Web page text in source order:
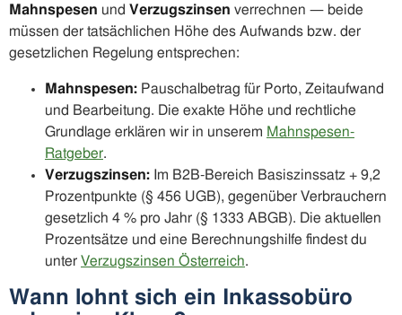
Mahnspesen und Verzugszinsen verrechnen — beide
müssen der tatsächlichen Höhe des Aufwands bzw. der
gesetzlichen Regelung entsprechen:
Mahnspesen: Pauschalbetrag für Porto, Zeitaufwand
und Bearbeitung. Die exakte Höhe und rechtliche
Grundlage erklären wir in unserem Mahnspesen-
Ratgeber.
Verzugszinsen: Im B2B-Bereich Basiszinssatz + 9,2
Prozentpunkte (§ 456 UGB), gegenüber Verbrauchern
gesetzlich 4 % pro Jahr (§ 1333 ABGB). Die aktuellen
Prozentsätze und eine Berechnungshilfe findest du
unter Verzugszinsen Österreich.
Wann lohnt sich ein Inkassobüro